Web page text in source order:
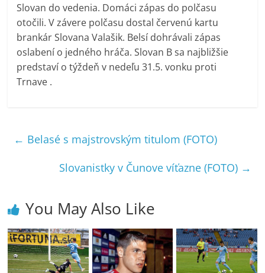
Slovan do vedenia. Domáci zápas do polčasu
otočili. V závere polčasu dostal červenú kartu
brankár Slovana Valašik. Belsí dohrávali zápas
oslabení o jedného hráča. Slovan B sa najbližšie
predstaví o týždeň v nedeľu 31.5. vonku proti
Trnave .
← Belasé s majstrovským titulom (FOTO)
Slovanistky v Čunove víťazne (FOTO) →
You May Also Like